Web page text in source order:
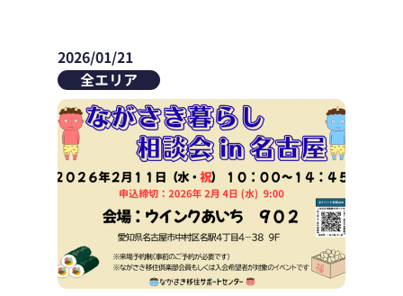
2026/01/21
全エリア